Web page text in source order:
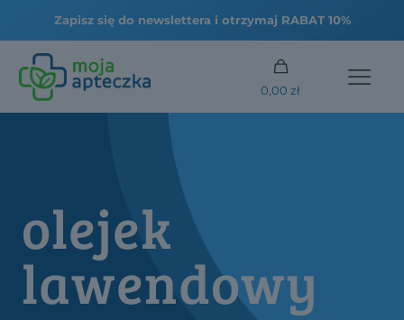
0,00 zł
olejek
lawendowy